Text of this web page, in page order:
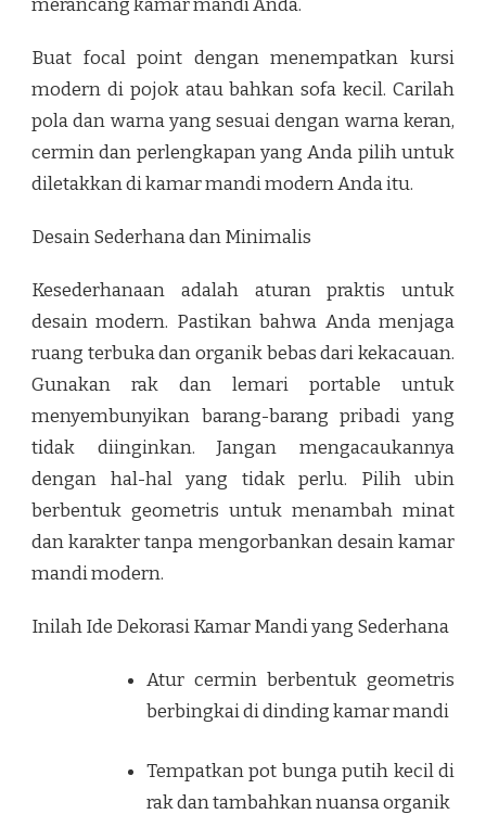
merancang kamar mandi Anda.
Buat focal point dengan menempatkan kursi
modern di pojok atau bahkan sofa kecil. Carilah
pola dan warna yang sesuai dengan warna keran,
cermin dan perlengkapan yang Anda pilih untuk
diletakkan di kamar mandi modern Anda itu.
Desain Sederhana dan Minimalis
Kesederhanaan adalah aturan praktis untuk
desain modern. Pastikan bahwa Anda menjaga
ruang terbuka dan organik bebas dari kekacauan.
Gunakan rak dan lemari portable untuk
menyembunyikan barang-barang pribadi yang
tidak diinginkan. Jangan mengacaukannya
dengan hal-hal yang tidak perlu. Pilih ubin
berbentuk geometris untuk menambah minat
dan karakter tanpa mengorbankan desain kamar
mandi modern.
Inilah Ide Dekorasi Kamar Mandi yang Sederhana
Atur cermin berbentuk geometris
berbingkai di dinding kamar mandi
Tempatkan pot bunga putih kecil di
rak dan tambahkan nuansa organik